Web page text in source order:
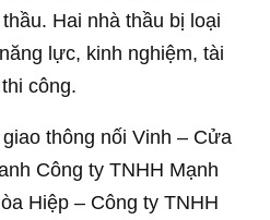
Hai nhà thầu bị loại
lực, kinh nghiệm, tài
công.
thông nối Vinh – Cửa
Công ty TNHH Mạnh
Hiệp – Công ty TNHH